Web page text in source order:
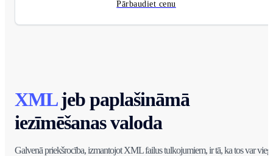
Pārbaudiet cenu
XMLjeb paplašināmā
iezīmēšanas valoda
Galvenā priekšrocība, izmantojot XML failus tulkojumiem, ir tā, ka tos var